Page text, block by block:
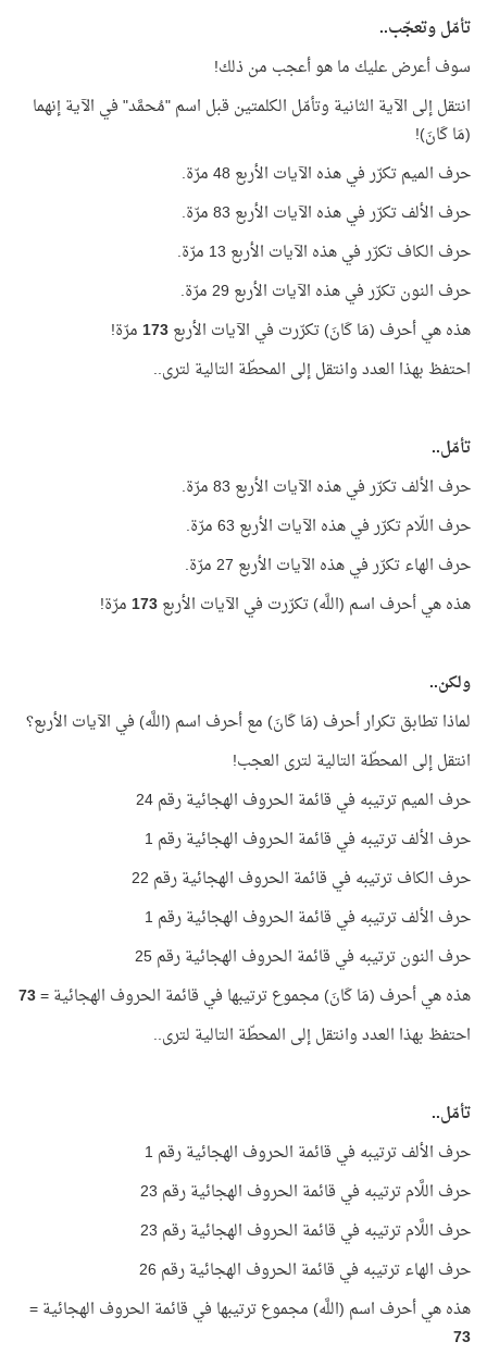
تأمّل وتعجّب..
سوف أعرض عليك ما هو أعجب من ذلك!
انتقل إلى الآية الثانية وتأمّل الكلمتين قبل اسم "مُحمَّد" في الآية إنهما
(مَا كَانَ)!
حرف الميم تكرّر في هذه الآيات الأربع 48 مرّة.
حرف الألف تكرّر في هذه الآيات الأربع 83 مرّة.
حرف الكاف تكرّر في هذه الآيات الأربع 13 مرّة.
حرف النون تكرّر في هذه الآيات الأربع 29 مرّة.
هذه هي أحرف (مَا كَانَ) تكرّرت في الآيات الأربع173مرّة!
احتفظ بهذا العدد وانتقل إلى المحطّة التالية لترى..
تأمّل..
حرف الألف تكرّر في هذه الآيات الأربع 83 مرّة.
حرف اللّام تكرّر في هذه الآيات الأربع 63 مرّة.
حرف الهاء تكرّر في هذه الآيات الأربع 27 مرّة.
هذه هي أحرف اسم (اللَّه) تكرّرت في الآيات الأربع173مرّة!
ولكن..
لماذا تطابق تكرار أحرف (مَا كَانَ) مع أحرف اسم (اللَّه) في الآيات الأربع؟
انتقل إلى المحطّة التالية لترى العجب!
حرف الميم ترتيبه في قائمة الحروف الهجائية رقم 24
حرف الألف ترتيبه في قائمة الحروف الهجائية رقم 1
حرف الكاف ترتيبه في قائمة الحروف الهجائية رقم 22
حرف الألف ترتيبه في قائمة الحروف الهجائية رقم 1
حرف النون ترتيبه في قائمة الحروف الهجائية رقم 25
هذه هي أحرف (مَا كَانَ) مجموع ترتيبها في قائمة الحروف الهجائية =73
احتفظ بهذا العدد وانتقل إلى المحطّة التالية لترى..
تأمّل..
حرف الألف ترتيبه في قائمة الحروف الهجائية رقم 1
حرف اللَّام ترتيبه في قائمة الحروف الهجائية رقم 23
حرف اللَّام ترتيبه في قائمة الحروف الهجائية رقم 23
حرف الهاء ترتيبه في قائمة الحروف الهجائية رقم 26
هذه هي أحرف اسم (اللَّه) مجموع ترتيبها في قائمة الحروف الهجائية =
73